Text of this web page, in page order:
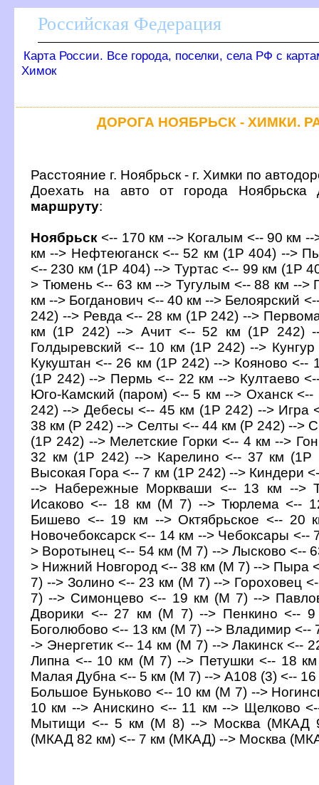
Российская Федерация
Карта России. Все города, поселки, села РФ с
Химок
ДОРОГА НОЯБРЬСК - ХИМКИ.
Расстояние г. Ноябрьск - г. Химки по
Доехать на авто от города
маршруту:
Ноябрьск <-- 170 км --> Когалым <-- 90 км --
км --> Нефтеюганск <-- 52 км (1Р 404) -->
<-- 230 км (1Р 404) --> Туртас <-- 99 км (1Р
> Тюмень <-- 63 км --> Тугулым <-- 88 км --
км --> Богданович <-- 40 км --> Белоярский
242) --> Ревда <-- 28 км (1Р 242) -->
км (1Р 242) --> Ачит <-- 52 км (1Р 242)
Голдыревский <-- 10 км (1Р 242) -->
Кукуштан <-- 26 км (1Р 242) --> Кояново
(1Р 242) --> Пермь <-- 22 км --> Култаево
Юго-Камский (паром) <-- 5 км --> Оханск
242) --> Дебесы <-- 45 км (1Р 242) --> Игра
38 км (Р 242) --> Селты <-- 44 км (Р 242) -->
(1Р 242) --> Мелетские Горки <-- 4 км -->
32 км (1Р 242) --> Карелино <-- 37 км
Высокая Гора <-- 7 км (1Р 242) --> Киндери
--> Набережные Моркваши <-- 13 км -->
Исаково <-- 18 км (М 7) --> Тюрлема <--
Бишево <-- 19 км --> Октябрьское <--
Новочебоксарск <-- 14 км --> Чебоксары
> Воротынец <-- 54 км (М 7) --> Лысково <--
> Нижний Новгород <-- 38 км (М 7) --> Пыра
7) --> Золино <-- 23 км (М 7) --> Гороховец
7) --> Симонцево <-- 19 км (М 7) -->
Дворики <-- 27 км (М 7) --> Пенкино <--
Боголюбово <-- 13 км (М 7) --> Владимир
-> Энергетик <-- 14 км (М 7) --> Лакинск
Липна <-- 10 км (М 7) --> Петушки <-- 18
Малая Дубна <-- 5 км (М 7) --> А108 (3) <--
Большое Буньково <-- 10 км (М 7) -->
10 км --> Анискино <-- 11 км --> Щелково
Мытищи <-- 5 км (М 8) --> Москва (МКАД
(МКАД 82 км) <-- 7 км (МКАД) --> Москва